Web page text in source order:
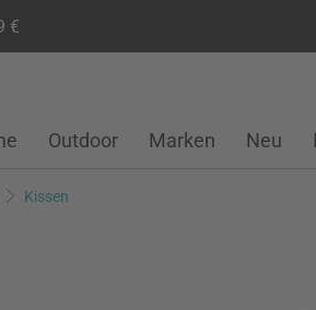
€
Seiteninhalt
Suchfeld
Outdoor Marken Neu
Kissen